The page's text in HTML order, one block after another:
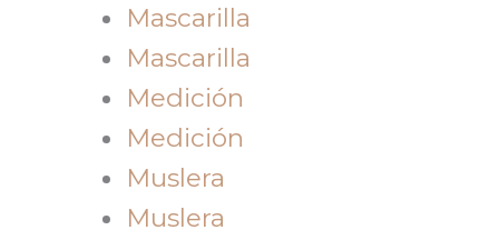
Mascarilla
Mascarilla
Medición
Medición
Muslera
Muslera